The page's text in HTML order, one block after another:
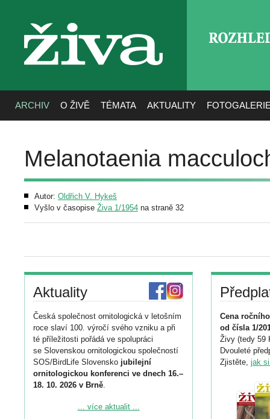
živa
ARCHIV O ŽIVĚ TÉMATA AKTUALITY
Melanotaenia
Autor: Oldřich V. Hykeš
Vyšlo v časopise Živa 1/1954 na straně 32
Aktuality
Česká společnost ornitologická v letošním
roce slaví 100. výročí svého vzniku a při
té příležitosti pořádá ve spolupráci
se Slovenskou ornitologickou společností
SOS/BirdLife Slovensko jubilejní
ornitologickou konferenci ve dnech 16.–
18. 10. 2026 v Brně.
Podrobnější informace ke konferenci
... více aktualit ...
Cena
od čísla 1/
Živy (tedy 59
Dvouleté
Zjistěte, jak